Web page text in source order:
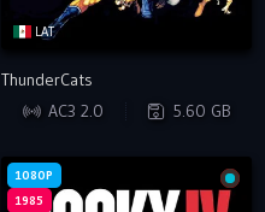
LAT
DVDRIP
ThunderCats
AC3 2.0
5.60 GB
1080P
1985